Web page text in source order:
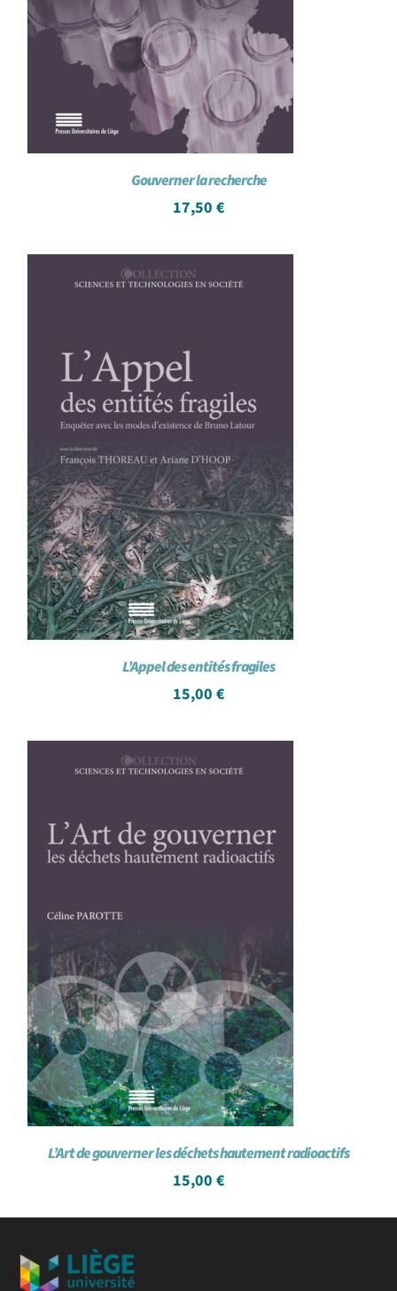
Gouverner la recherche
17,50 €
L’Appel des entités fragiles
15,00 €
L’Art de gouverner les déchets hautement radioactifs
15,00 €